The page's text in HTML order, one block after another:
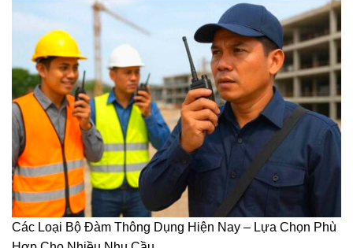
Các Loại Bộ Đàm Thông Dụng Hiện Nay – Lựa Chọn Phù